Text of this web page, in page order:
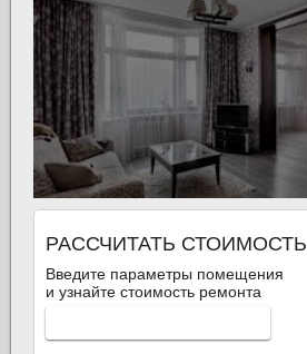
РАССЧИТАТЬ СТОИМОСТЬ
Введите параметры помещения
и узнайте стоимость ремонта